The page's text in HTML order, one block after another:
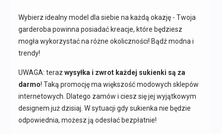
Wybierz idealny model dla siebie na każdą okazję - Twoja
garderoba powinna posiadać kreacje, które będziesz
mogła wykorzystać na różne okoliczności! Bądź modna i
trendy!
UWAGA: teraz wysyłka i zwrot każdej sukienki są za
darmo! Taką promocję ma większość modowych sklepów
internetowych. Dlatego zamów i ciesz się jej wyjątkowym
designem już dzisiaj. W sytuacji gdy sukienka nie będzie
odpowiednia, możesz ją odesłać bezpłatnie!